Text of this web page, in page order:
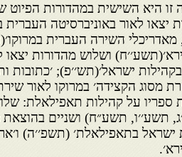
זו היא השישית במהדורות הפיוט
יצאו לאור באוניברסיטה
מאדריכלי השירה העברית
ושלוש מהדורות יצאו
ישראל׳(תש׳׳פ); ׳כתובות
מסוג הקצידה׳ במרוקו לאור
ספריו על קהילות תאפילאלת:
תשע׳׳ו, תשע״ח) ושניים
ישראל בתאפילאלת׳ (תשפ׳׳ה)